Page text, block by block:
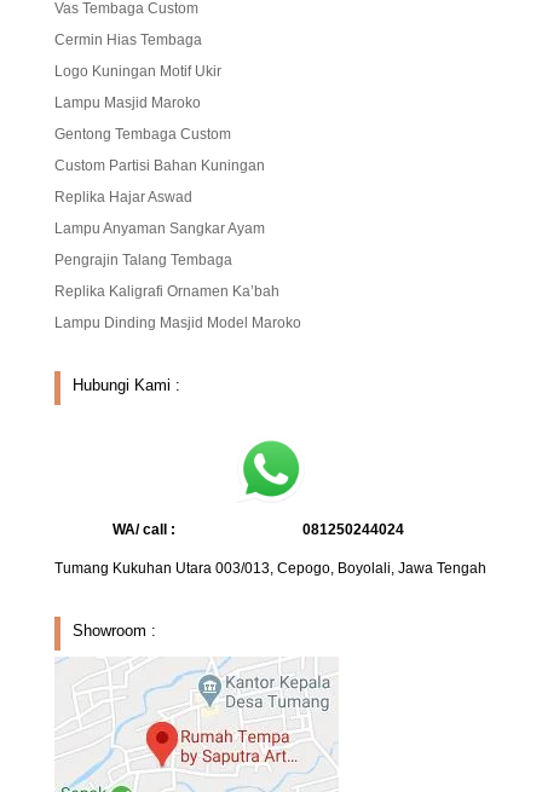
Vas Tembaga Custom
Cermin Hias Tembaga
Logo Kuningan Motif Ukir
Lampu Masjid Maroko
Gentong Tembaga Custom
Custom Partisi Bahan Kuningan
Replika Hajar Aswad
Lampu Anyaman Sangkar Ayam
Pengrajin Talang Tembaga
Replika Kaligrafi Ornamen Ka’bah
Lampu Dinding Masjid Model Maroko
Hubungi Kami :
WA/ call : 081250244024
Tumang Kukuhan Utara 003/013, Cepogo, Boyolali, Jawa Tengah
Showroom :